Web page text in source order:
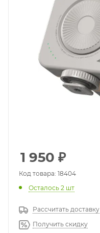
1 950 ₽
Код товара: 18404
Осталось 2 шт
Рассчитать доставку
Получить скидку